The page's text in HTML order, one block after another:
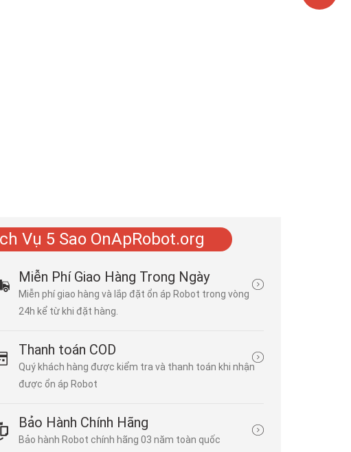
🌟 Điện máy Hà Minh Cường - Nhà phân phối ổn áp Robot
Đăng bởiMinh Phương| 23/03/2026 | 2 bình luận
⚡ 1 pha: cho gia đình, văn phòng, cửa hàng. ⚡ 3 pha: cho nhà
bảo vệ thiết bị điện khỏi hư hỏng do các sự cố về nguồn điện.
Ổn Áp Robot Chính Hãng - Phân Phối Tại Điện Máy HMC
áp đầu ra 220V/380V, phù hợp cả gia đình, dịch vụ và công
dụng biến áp dây đồng lõi silic đẳng hướng, động cơ servo...
Vụ 5 Sao OnApRobot.org
Miễn Phí Giao Hàng Trong Ngày
Miễn phí giao hàng và lắp đặt ổn áp Robot trong vòng
24h kể từ khi đặt hàng.
Thanh toán COD
Quý khách hàng được kiểm tra và thanh toán khi nhận
được ổn áp Robot
Bảo Hành Chính Hãng
Bảo hành Robot chính hãng 03 năm toàn quốc